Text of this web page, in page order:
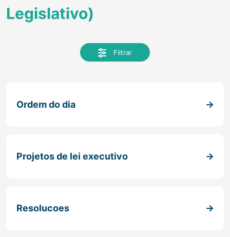
Legislativo)
Filtrar
Ordem do dia
Projetos de lei executivo
Resolucoes